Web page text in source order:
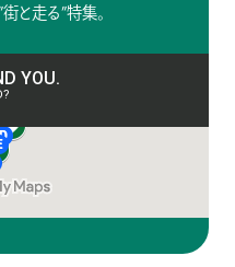
と走る”特集。